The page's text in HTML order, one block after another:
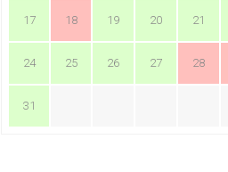
17 18 19 20 21
24 25 26 27 28
31